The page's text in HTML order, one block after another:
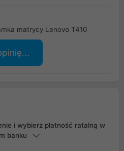
matrycy Lenovo T410
i wybierz płatność ratalną w
banku